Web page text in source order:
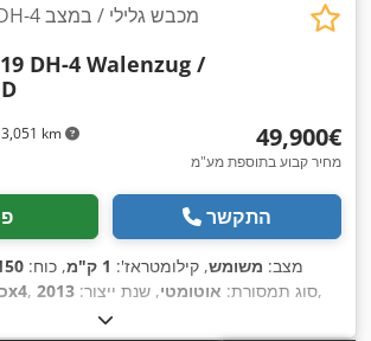
3,051 km
DH-4 Walenzug /
‏49,900 ‏€
מחיר קבוע בתוספת מע"מ
התקשר
מצב: משומש, קילומטראז': 1 ק"מ , כוח:
4x4 , סוג תמסורת: אוטומטי, שנת ייצור: 2013 ,